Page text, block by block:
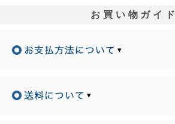
お買い物ガイド
▾
▾